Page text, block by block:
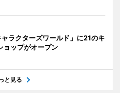
ャラクターズワールド」に21のキ
ョップがオープン
と見る